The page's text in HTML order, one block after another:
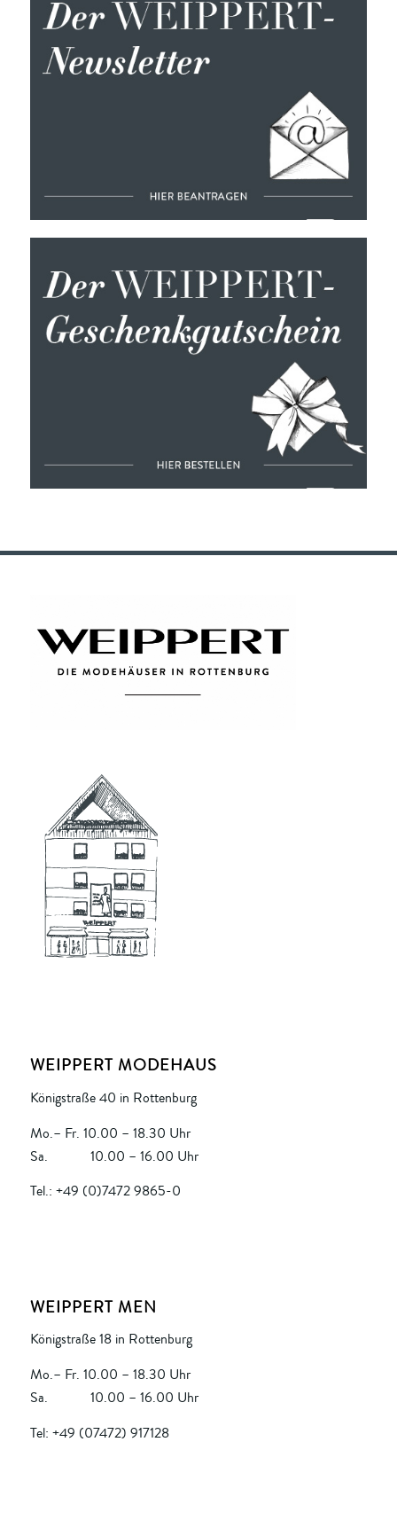
WEIPPERT MODEHAUS
Königstraße 40 in Rottenburg
Mo.– Fr. 10.00 – 18.30 Uhr
Sa. 10.00 – 16.00 Uhr
Tel.: +49 (0)7472 9865-0
WEIPPERT MEN
Königstraße 18 in Rottenburg
Mo.– Fr. 10.00 – 18.30 Uhr
Sa. 10.00 – 16.00 Uhr
Tel: +49 (07472) 917128